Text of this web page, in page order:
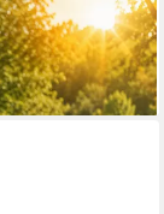
/ Grün